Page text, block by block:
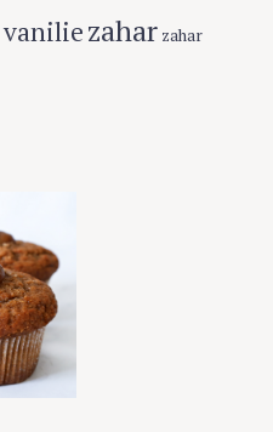
vaniliezahar zahar